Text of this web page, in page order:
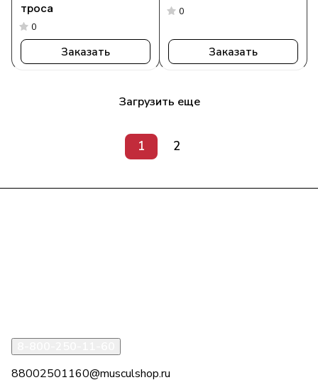
троса
0
Заказать
0
Заказать
Загрузить еще
1 2
88002501160@musculshop.ru